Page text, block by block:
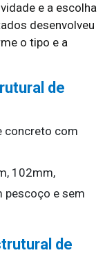
e a escolha
desenvolveu
o tipo e a
de
concreto com
102mm,
pescoço e sem
de